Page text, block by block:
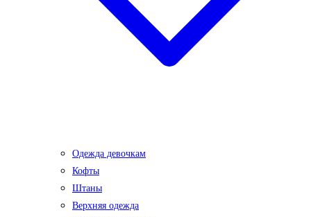
Одежда девочкам
Кофты
Штаны
Верхняя одежда